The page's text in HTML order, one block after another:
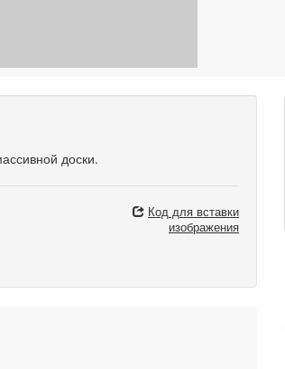
доски.
Код для вставки
изображения